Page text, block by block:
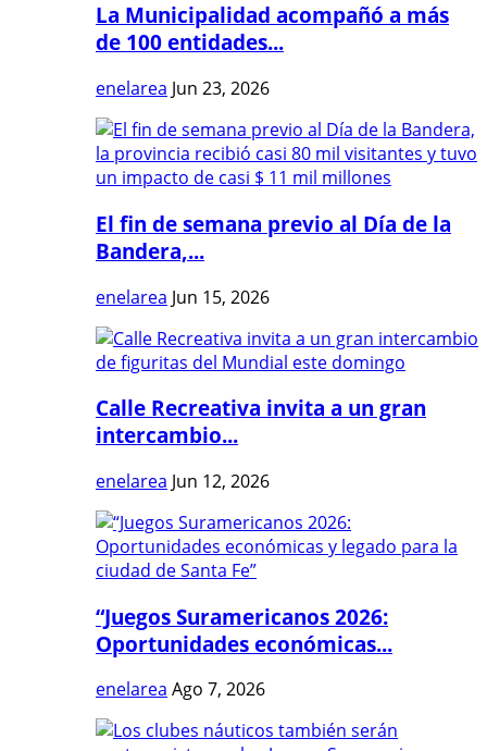
La Municipalidad acompañó a más
de 100 entidades...
enelarea Jun 23, 2026
El fin de semana previo al Día de la
Bandera,...
enelarea Jun 15, 2026
Calle Recreativa invita a un gran
intercambio...
enelarea Jun 12, 2026
“Juegos Suramericanos 2026:
Oportunidades económicas...
enelarea Ago 7, 2026